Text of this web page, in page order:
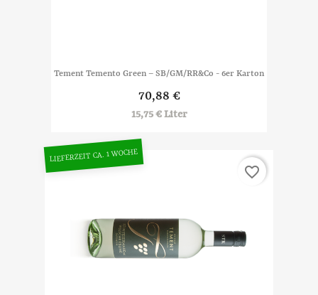
Tement Temento Green – SB/GM/RR&Co - 6er Karton
70,88 €
15,75 € Liter
LIEFERZEIT CA. 1 WOCHE
favorite_border